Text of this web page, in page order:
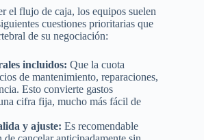
el flujo de caja, los equipos suelen
cuestiones prioritarias que
de su negociación:
incluidos: Que la cuota
de mantenimiento, reparaciones,
Esto convierte gastos
cifra fija, mucho más fácil de
y ajuste: Es recomendable